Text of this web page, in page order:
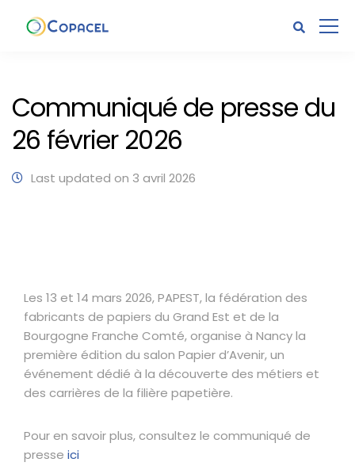
Communiqué de presse du
26 février 2026
Last updated on 3 avril 2026
Les 13 et 14 mars 2026, PAPEST, la fédération des
fabricants de papiers du Grand Est et de la
Bourgogne Franche Comté, organise à Nancy la
première édition du salon Papier d’Avenir, un
événement dédié à la découverte des métiers et
des carrières de la filière papetière.
Pour en savoir plus, consultez le communiqué de
presse ici